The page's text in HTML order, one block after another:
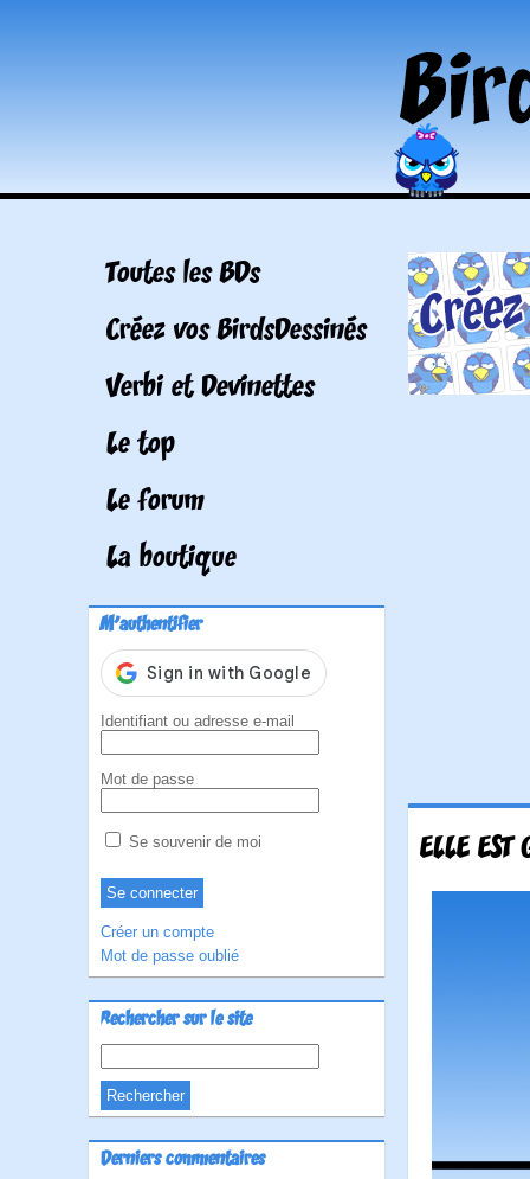
Toutes les BDs
Créez vos BirdsDessinés
Verbi et Devinettes
Le top
Le forum
La boutique
M'authentifier
Identifiant ou adresse e-mail
Mot de passe
Se souvenir de moi
Créer un compte
Mot de passe oublié
Rechercher sur le site
Derniers commentaires
ELLE EST